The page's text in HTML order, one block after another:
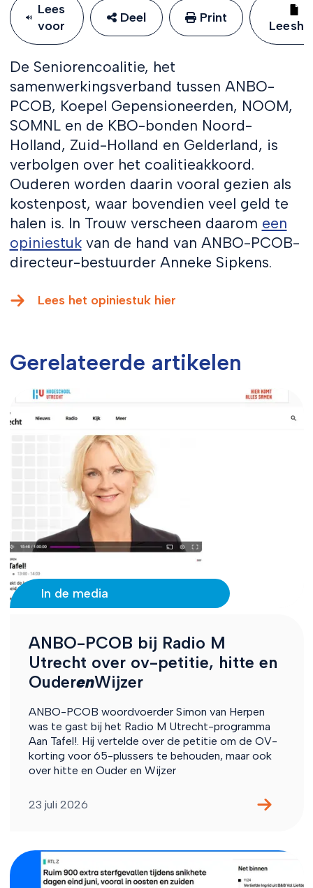
Lees
voor
Deel Print
De Seniorencoalitie, het
samenwerkingsverband tussen ANBO-
PCOB, Koepel Gepensioneerden, NOOM,
SOMNL en de KBO-bonden Noord-
Holland, Zuid-Holland en Gelderland, is
verbolgen over het coalitieakkoord.
Ouderen worden daarin vooral gezien als
kostenpost, waar bovendien veel geld te
halen is. In Trouw verscheen daarom een
opiniestukvan de hand van ANBO-PCOB-
directeur-bestuurder Anneke Sipkens.
Lees het opiniestuk hier
Gerelateerde artikelen
In de media
ANBO-PCOB bij Radio M
Utrecht over ov-petitie, hitte en
OuderenWijzer
ANBO-PCOB woordvoerder Simon van Herpen
was te gast bij het Radio M Utrecht-programma
Aan Tafel!. Hij vertelde over de petitie om de OV-
korting voor 65-plussers te behouden, maar ook
over hitte en Ouder en Wijzer
23 juli 2026